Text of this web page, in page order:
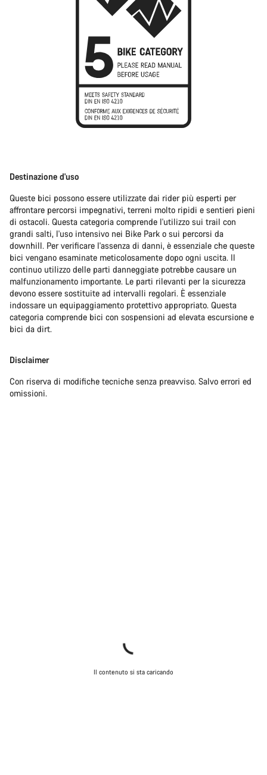
Destinazione d'uso
Queste bici possono essere utilizzate dai rider più esperti per
affrontare percorsi impegnativi, terreni molto ripidi e sentieri pieni
di ostacoli. Questa categoria comprende l'utilizzo sui trail con
grandi salti, l'uso intensivo nei Bike Park o sui percorsi da
downhill. Per verificare l'assenza di danni, è essenziale che queste
bici vengano esaminate meticolosamente dopo ogni uscita. Il
continuo utilizzo delle parti danneggiate potrebbe causare un
malfunzionamento importante. Le parti rilevanti per la sicurezza
devono essere sostituite ad intervalli regolari. È essenziale
indossare un equipaggiamento protettivo appropriato. Questa
categoria comprende bici con sospensioni ad elevata escursione e
bici da dirt.
Disclaimer
Con riserva di modifiche tecniche senza preavviso. Salvo errori ed
omissioni.
Il contenuto si sta caricando